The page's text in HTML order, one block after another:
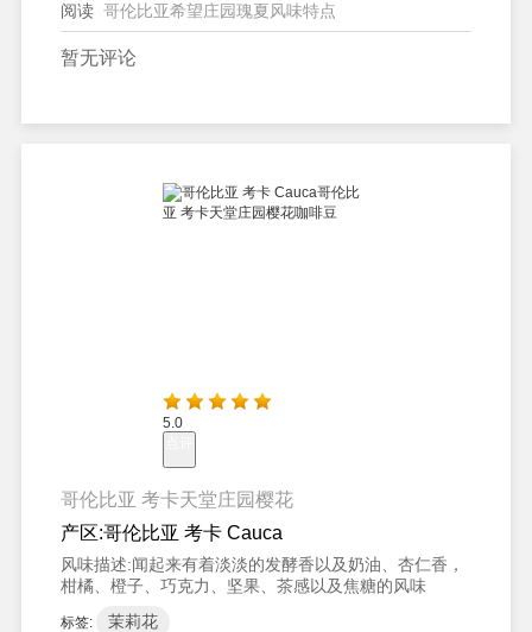
阅读 哥伦比亚希望庄园瑰夏风味特点
暂无评论
5.0
哥伦比亚 考卡天堂庄园樱花
产区:哥伦比亚 考卡 Cauca
风味描述:闻起来有着淡淡的发酵香以及奶油、杏仁香，
柑橘、橙子、巧克力、坚果、茶感以及焦糖的风味
标签: 茉莉花